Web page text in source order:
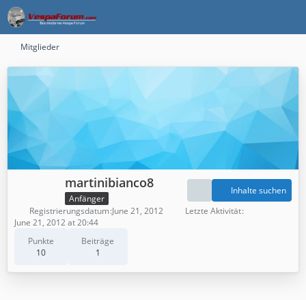
Mitglieder
martinibianco8
Anfänger
Punkte
10
Beiträge
1
Inhalte suchen
Registrierungsdatum June 21, 2012
Letzte Aktivität
June 21, 2012 at 20:44